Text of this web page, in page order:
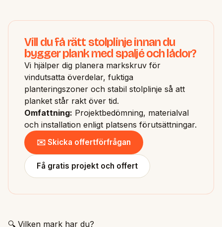
Vill du få rätt stolplinje innan du
bygger plank med spaljé och lådor?
Vi hjälper dig planera markskruv för
vindutsatta överdelar, fuktiga
planteringszoner och stabil stolplinje så att
planket står rakt över tid.
Omfattning: Projektbedömning, materialval
och installation enligt platsens förutsättningar.
✉️ Skicka offertförfrågan
Få gratis projekt och offert
🔍 Vilken mark har du?